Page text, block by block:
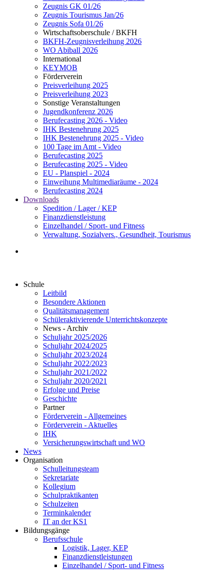
Zeugnis GK 01/26
Zeugnis Tourismus Jan/26
Zeugnis Sofa 01/26
Wirtschaftsoberschule / BKFH
BKFH-Zeugnisverleihung 2026
WO Abiball 2026
International
KEYMOB
Förderverein
Preisverleihung 2025
Preisverleihung 2023
Sonstige Veranstaltungen
Jugendkonferenz 2026
Berufecasting 2026 - Video
IHK Bestenehrung 2025
IHK Bestenehrung 2025 - Video
100 Tage im Amt - Video
Berufecasting 2025
Berufecasting 2025 - Video
EU - Planspiel - 2024
Einweihung Multimediaräume - 2024
Berufecasting 2024
Downloads
Spedition / Lager / KEP
Finanzdienstleistung
Einzelhandel / Sport- und Fitness
Verwaltung, Sozialvers., Gesundheit, Tourismus
Schule
Leitbild
Besondere Aktionen
Qualitätsmanagement
Schüleraktivierende Unterrichtskonzepte
News - Archiv
Schuljahr 2025/2026
Schuljahr 2024/2025
Schuljahr 2023/2024
Schuljahr 2022/2023
Schuljahr 2021/2022
Schuljahr 2020/2021
Erfolge und Preise
Geschichte
Partner
Förderverein - Allgemeines
Förderverein - Aktuelles
IHK
Versicherungswirtschaft und WO
News
Organisation
Schulleitungsteam
Sekretariate
Kollegium
Schulpraktikanten
Schulzeiten
Terminkalender
IT an der KS1
Bildungsgänge
Berufsschule
Logistik, Lager, KEP
Finanzdienstleistungen
Einzelhandel / Sport- und Fitness